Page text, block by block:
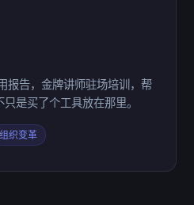
报告，金牌讲师驻场培训，帮
是买了个工具放在那里。
组织变革